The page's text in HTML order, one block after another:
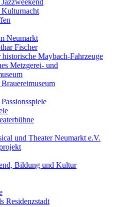
Neumarkt
Fischer
Maybach-Fahrzeuge
Metzgerei- und
und Theater Neumarkt e.V.
Bildung und Kultur
Residenzstadt